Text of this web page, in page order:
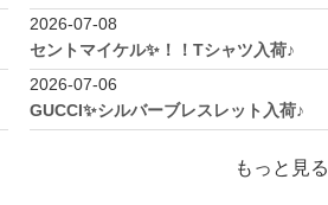
2026-07-08
セントマイケル✨！！Tシャツ入荷♪
2026-07-06
GUCCI✨シルバーブレスレット入荷♪
もっと見る